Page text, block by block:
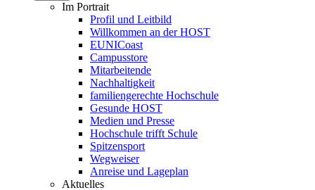
Im Portrait
Profil und Leitbild
Willkommen an der HOST
EUNICoast
Campusstore
Mitarbeitende
Nachhaltigkeit
familiengerechte Hochschule
Gesunde HOST
Medien und Presse
Hochschule trifft Schule
Spitzensport
Wegweiser
Anreise und Lageplan
Aktuelles